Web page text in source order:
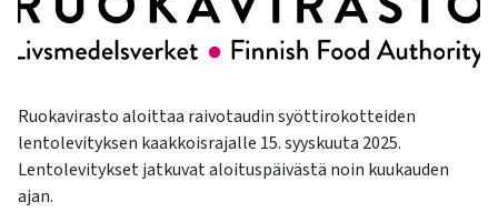
Ruokavirasto aloittaa raivotaudin syöttirokotteiden
lentolevityksen kaakkoisrajalle 15. syyskuuta 2025.
Lentolevitykset jatkuvat aloituspäivästä noin kuukauden
ajan.